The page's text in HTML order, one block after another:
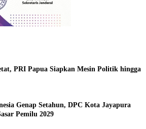
PRI Papua Siapkan Mesin Politik hingga
Genap Setahun, DPC Kota Jayapura
Pemilu 2029